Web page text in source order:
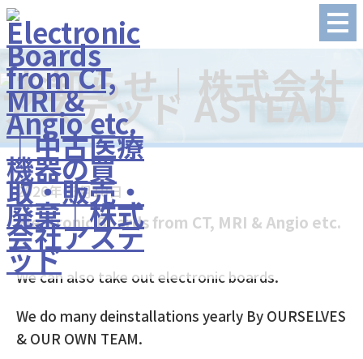
2026年03月18日
Electronic Boards from CT, MRI & Angio etc.
We can also take out electronic boards.
We do many deinstallations yearly By OURSELVES
& OUR OWN TEAM.